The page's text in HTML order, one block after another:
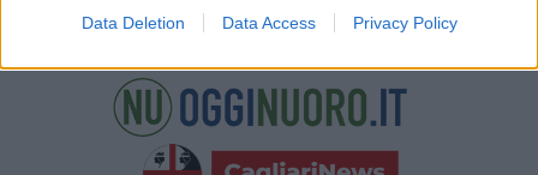
Data Deletion Data Access Privacy Policy